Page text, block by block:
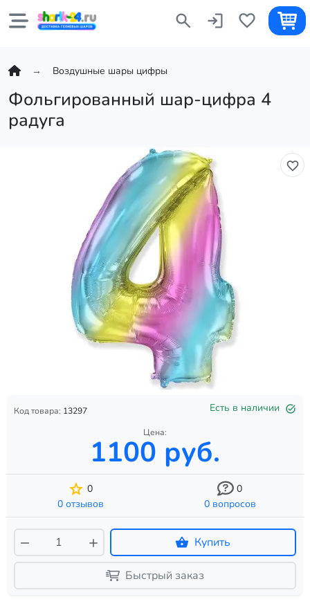
Воздушные шары цифры
Фольгированный шар-цифра 4
радуга
Код товара: 13297 Есть в наличии
Цена:
1100 руб.
0
0 отзывов
0
0 вопросов
Купить
Быстрый заказ